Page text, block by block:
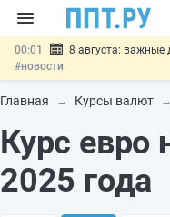
00:01
8 августа: важные
#новости
07.08 Подписан закон о
«Честный знак»#новости
07.08
Госпошлину за
07.08
Важно
#новости
Главная Курсы валют
Курс евро
2025 года